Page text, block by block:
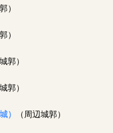
）
）
郭）
郭）
） （周辺城郭）